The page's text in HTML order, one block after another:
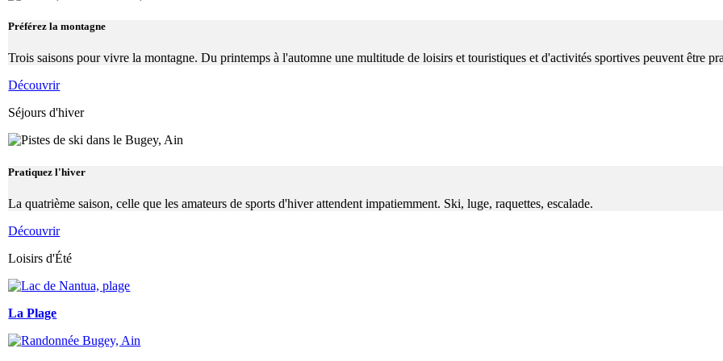
Préférez la montagne
Trois saisons pour vivre la montagne. Du printemps à l'automne une multitude de loisirs et touristiques et d'activités sportives peuvent être
Découvrir
Séjours d'hiver
Pratiquez l'hiver
La quatrième saison, celle que les amateurs de sports d'hiver attendent impatiemment. Ski, luge, raquettes, escalade.
Découvrir
Loisirs d'Été
La Plage